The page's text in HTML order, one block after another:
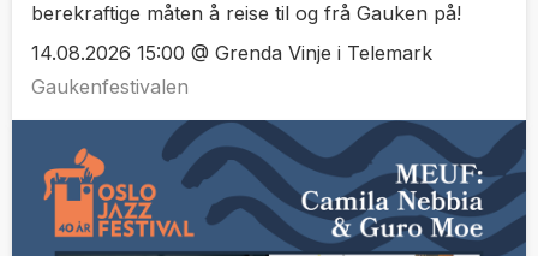
berekraftige måten å reise til og frå Gauken på!
14.08.2026 15:00 @ Grenda Vinje i Telemark
Gaukenfestivalen